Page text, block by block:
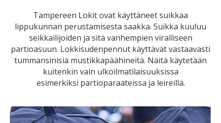
Tampereen Lokit ovat käyttäneet suikkaa
lippukunnan perustamisesta saakka. Suikka kuuluu
seikkailijoiden ja sitä vanhempien viralliseen
partioasuun. Lokkisudenpennut käyttävät vastaavasti
tummansinisiä mustikkapäähineitä. Näitä käytetään
kuitenkin vain ulkoilmatilaisuuksissa
esimerkiksi partioparaateissa ja leireillä.